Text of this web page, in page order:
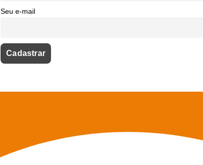
Seu e-mail